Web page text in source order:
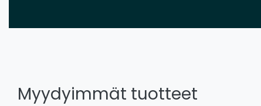
Myydyimmät tuotteet